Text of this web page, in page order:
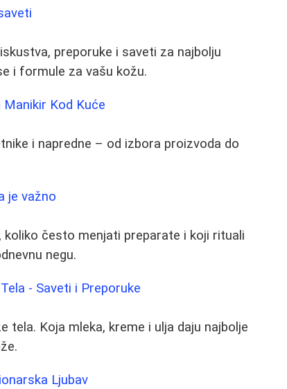
preporuke i saveti za najbolju
i formule za vašu kožu.
Manikir Kod Kuće
i napredne – od izbora proizvoda do
je važno
često menjati preparate i koji rituali
negu.
- Saveti i Preporuke
tela. Koja mleka, kreme i ulja daju najbolje
Ljubav